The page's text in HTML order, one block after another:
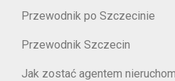
Przewodnik po Szczecinie
Przewodnik Szczecin
Jak zostać agentem